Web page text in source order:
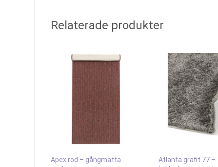
Relaterade produkter
Apex röd – gångmatta
Atlanta grafit 77 –